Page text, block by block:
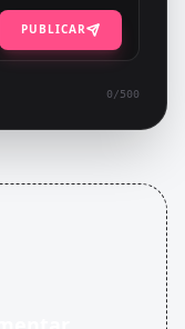
PUBLICAR
0 /500